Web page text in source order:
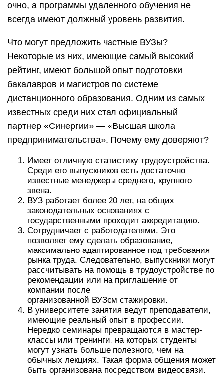
очно, а программы удаленного обучения не
всегда имеют должный уровень развития.
Что могут предложить частные ВУЗы?
Некоторые из них, имеющие самый высокий
рейтинг, имеют большой опыт подготовки
бакалавров и магистров по системе
дистанционного образования. Одним из самых
известных среди них стал официальный
партнер «Синергии» — «Высшая школа
предпринимательства». Почему ему доверяют?
Имеет отличную статистику трудоустройства.
Среди его выпускников есть достаточно
известные менеджеры среднего, крупного
звена.
ВУЗ работает более 20 лет, на общих
законодательных основаниях с
государственными проходит аккредитацию.
Сотрудничает с работодателями. Это
позволяет ему сделать образование,
максимально адаптированное под требования
рынка труда. Следовательно, выпускники могут
рассчитывать на помощь в трудоустройстве по
рекомендации или на приглашение от
компании после
организованной ВУЗом стажировки.
В университете занятия ведут преподаватели,
имеющие реальный опыт в профессии.
Нередко семинары превращаются в мастер-
классы или тренинги, на которых студенты
могут узнать больше полезного, чем на
обычных лекциях. Такая форма общения может
быть организована посредством видеосвязи.